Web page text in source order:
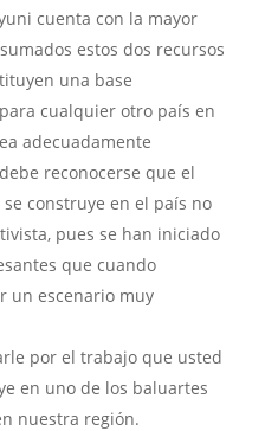
cuenta con la mayor
estos dos recursos
una base
cualquier otro país en
adecuadamente
reconocerse que el
construye en el país no
pues se han iniciado
que cuando
un escenario muy
por el trabajo que usted
en uno de los baluartes
nuestra región.